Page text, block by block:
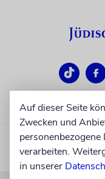
Auf dieser Seite
Zwecken und
verarbeiten.
in unserer